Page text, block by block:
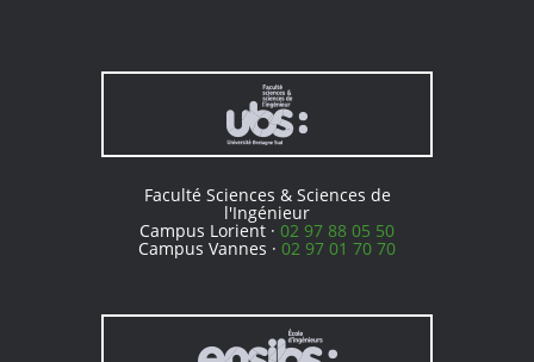
Faculté Sciences & Sciences de
l'Ingénieur
Campus Lorient · 02 97 88 05 50
Campus Vannes · 02 97 01 70 70